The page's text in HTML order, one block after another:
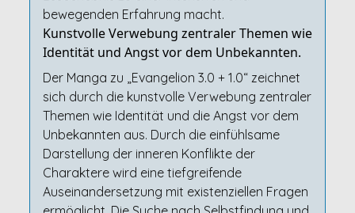
bewegenden Erfahrung macht.
Kunstvolle Verwebung zentraler Themen wie
Identität und Angst vor dem Unbekannten.
Der Manga zu „Evangelion 3.0 + 1.0“ zeichnet
sich durch die kunstvolle Verwebung zentraler
Themen wie Identität und die Angst vor dem
Unbekannten aus. Durch die einfühlsame
Darstellung der inneren Konflikte der
Charaktere wird eine tiefgreifende
Auseinandersetzung mit existenziellen Fragen